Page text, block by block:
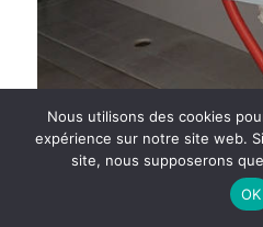
Nous utilisons des cookies
expérience sur notre site web.
site, nous supposerons
OK